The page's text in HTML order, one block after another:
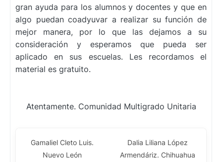
gran ayuda para los alumnos y docentes y que en
algo puedan coadyuvar a realizar su función de
mejor manera, por lo que las dejamos a su
consideración y esperamos que pueda ser
aplicado en sus escuelas. Les recordamos el
material es gratuito.
Atentamente. Comunidad Multigrado Unitaria
Gamaliel Cleto Luis.
Nuevo León
Dalia Liliana López
Armendáriz. Chihuahua